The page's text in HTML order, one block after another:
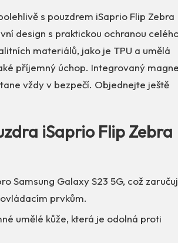
s pouzdrem iSaprio Flip Zebra
design s praktickou ochranou
materiálů, jako je TPU a umělá
příjemný úchop. Integrovaný
vždy v bezpečí. Objednejte ještě
iSaprio Flip Zebra
Samsung Galaxy S23 5G, což
prvkům.
umělé kůže, která je odolná proti